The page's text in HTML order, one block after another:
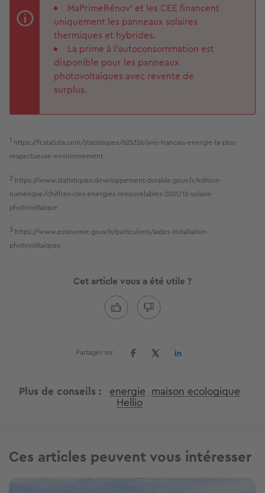
MaPrimeRénov’ et les CEE financent
uniquement les panneaux solaires
thermiques et hybrides.
La prime à l’autoconsommation est
disponible pour les panneaux
photovoltaïques avec revente de
surplus.
1 https://fr.statista.com/statistiques/625326/avis-francais-energie-la-plus-
respectueuse-environnement
2 https://www.statistiques.developpement-durable.gouv.fr/edition-
numerique/chiffres-cles-energies-renouvelables-2021/12-solaire-
photovoltaique
3 https://www.economie.gouv.fr/particuliers/aides-installation-
photovoltaiques
Cet article vous a été utile ?
Partager sur
Plus de conseils energie maison ecologique
Hellio
Ces articles peuvent vous intéresser
Image